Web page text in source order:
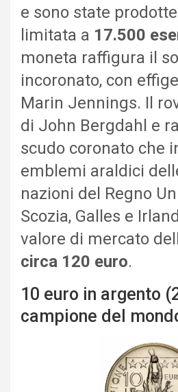
e sono state
limitata a 17.500
moneta raffigura il
incoronato, con
Marin Jennings. Il
di John Bergdahl e
scudo coronato che
emblemi araldici
nazioni del Regno
Scozia, Galles e
valore di mercato
circa 120 euro.
10 euro in argento
campione del